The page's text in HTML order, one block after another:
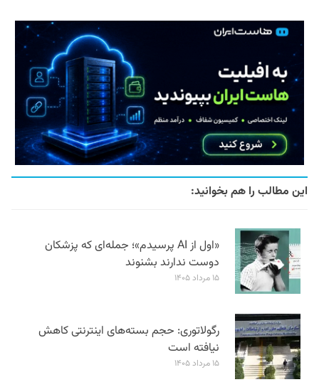
این مطالب را هم بخوانید:
«اول از AI پرسیدم»؛ جمله‌ای که پزشکان
دوست ندارند بشنوند
۱۵ مرداد ۱۴۰۵
رگولاتوری: حجم بسته‌های اینترنتی کاهش
نیافته است
۱۵ مرداد ۱۴۰۵